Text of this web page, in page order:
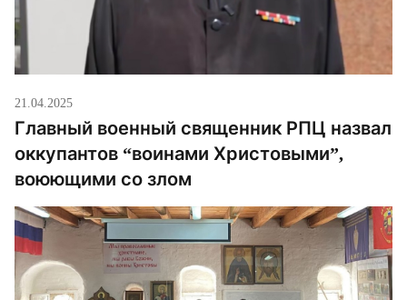
21.04.2025
Главный военный священник РПЦ назвал
оккупантов “воинами Христовыми”,
воюющими со злом